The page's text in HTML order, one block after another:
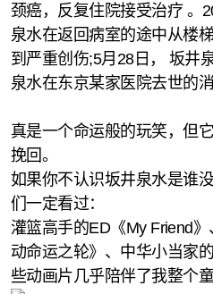
颈癌，反复住院接受治疗 。
泉水在返回病室的途中从楼
到严重创伤;5月28日， 坂井
泉水在东京某家医院去世的消
真是一个命运般的玩笑，但
挽回。
如果你不认识坂井泉水是谁
们一定看过：
灌篮高手的ED《My Friend
动命运之轮》、中华小当家
些动画片几乎陪伴了我整个童